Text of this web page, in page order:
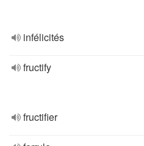
infélicités
fructify
fructifier